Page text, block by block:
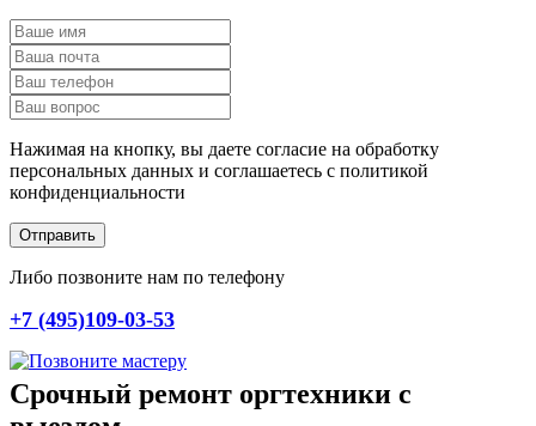
Нажимая на кнопку, вы даете согласие на обработку
персональных данных и соглашаетесь c политикой
конфиденциальности
Отправить
Либо позвоните нам по телефону
+7 (495)109-03-53
Срочный ремонт оргтехники с